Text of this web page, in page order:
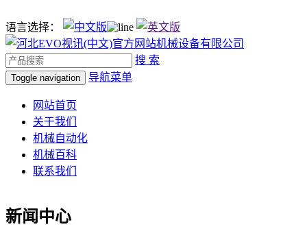
语言选择：
搜 索
Toggle navigation 导航菜单
网站首页
关于我们
机械自动化
机械百科
联系我们
新闻中心